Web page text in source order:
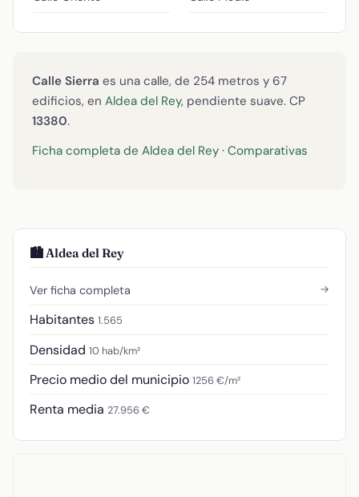
Calle Sierra es una calle, de 254 metros y 67
edificios, en Aldea del Rey, pendiente suave. CP
13380.
Ficha completa de Aldea del Rey · Comparativas
🏙️ Aldea del Rey
Ver ficha completa →
Habitantes 1.565
Densidad 10 hab/km²
Precio medio del municipio 1256 €/m²
Renta media 27.956 €